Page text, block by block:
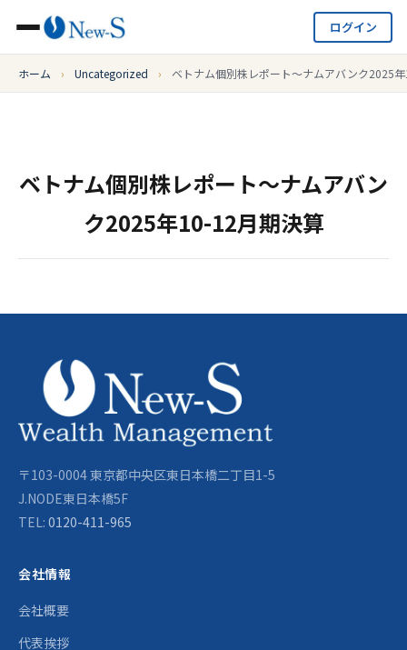
ログイン
ホーム › Uncategorized › ベトナム個別株レポート～ナムアバンク2025
ベトナム個別株レポート～ナムアバン
ク2025年10-12月期決算
〒103-0004 東京都中央区東日本橋二丁目1-5
J.NODE東日本橋5F
TEL: 0120-411-965
会社情報
会社概要
代表挨拶